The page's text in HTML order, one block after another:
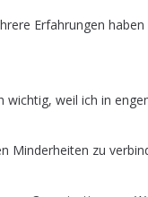
Erfahrungen haben
wichtig, weil ich in
Minderheiten zu